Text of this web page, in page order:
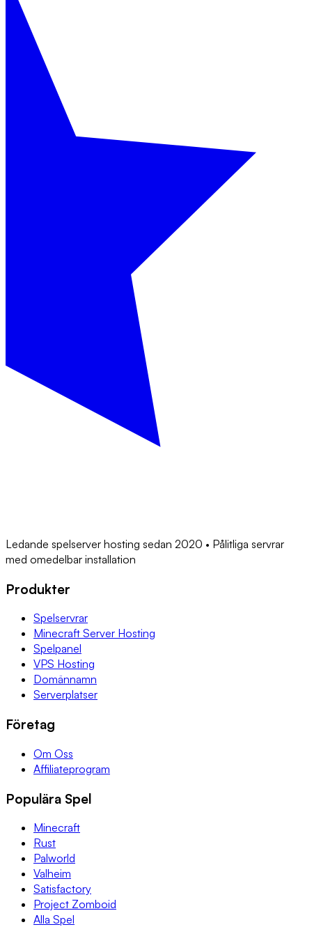
Ledande spelserver hosting sedan 2020 • Pålitliga servrar
med omedelbar installation
Produkter
Spelservrar
Minecraft Server Hosting
Spelpanel
VPS Hosting
Domännamn
Serverplatser
Företag
Om Oss
Affiliateprogram
Populära Spel
Minecraft
Rust
Palworld
Valheim
Satisfactory
Project Zomboid
Alla Spel